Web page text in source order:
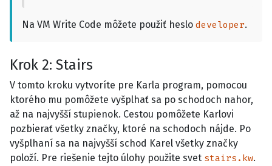
Na VM Write Code môžete použiť heslo developer.
Krok 2: Stairs
V tomto kroku vytvoríte pre Karla program, pomocou
ktorého mu pomôžete vyšplhať sa po schodoch nahor,
až na najvyšší stupienok. Cestou pomôžete Karlovi
pozbierať všetky značky, ktoré na schodoch nájde. Po
vyšplhaní sa na najvyšší schod Karel všetky značky
položí. Pre riešenie tejto úlohy použite svet stairs.kw.